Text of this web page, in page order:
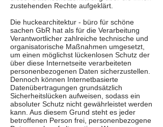
zustehenden Rechte aufgeklärt.
Die huckearchitektur - büro für schöne
sachen GbR hat als für die Verarbeitung
Verantwortlicher zahlreiche technische und
organisatorische Maßnahmen umgesetzt,
um einen möglichst lückenlosen Schutz der
über diese Internetseite verarbeiteten
personenbezogenen Daten sicherzustellen.
Dennoch können Internetbasierte
Datenübertragungen grundsätzlich
Sicherheitslücken aufweisen, sodass ein
absoluter Schutz nicht gewährleistet werden
kann. Aus diesem Grund steht es jeder
betroffenen Person frei, personenbezogene